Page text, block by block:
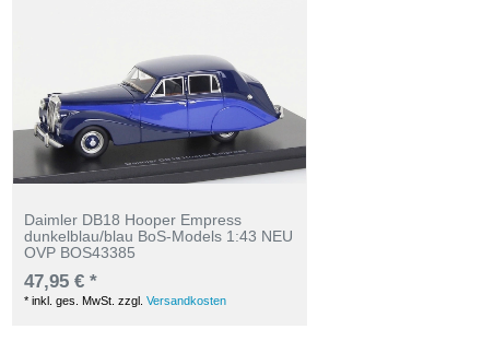
Daimler DB18 Hooper Empress
dunkelblau/blau BoS-Models 1:43 NEU
OVP BOS43385
47,95 € *
*inkl. ges. MwSt. zzgl.Versandkosten